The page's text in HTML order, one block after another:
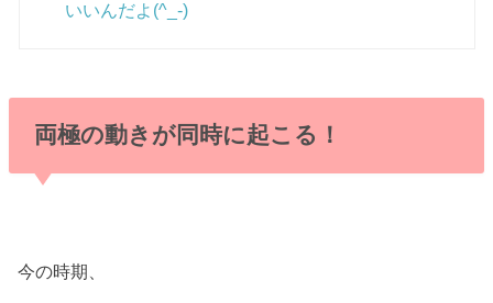
いいんだよ(^_-)
両極の動きが同時に起こる！
今の時期、